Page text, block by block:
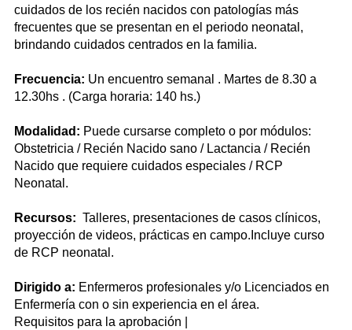
cuidados de los recién nacidos con patologías más
frecuentes que se presentan en el periodo neonatal,
brindando cuidados centrados en la familia.
Frecuencia: Un encuentro semanal . Martes de 8.30 a
12.30hs . (Carga horaria: 140 hs.)
Modalidad: Puede cursarse completo o por módulos:
Obstetricia / Recién Nacido sano / Lactancia / Recién
Nacido que requiere cuidados especiales / RCP
Neonatal.
Recursos: Talleres, presentaciones de casos clínicos,
proyección de videos, prácticas en campo.Incluye curso
de RCP neonatal.
Dirigido a: Enfermeros profesionales y/o Licenciados en
Enfermería con o sin experiencia en el área.
Requisitos para la aprobación |